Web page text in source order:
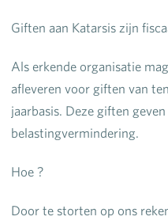
Giften aan Katarsis zijn
Als erkende organisatie
afleveren voor giften van
jaarbasis. Deze giften
belastingvermindering.
Hoe ?
Door te storten op ons